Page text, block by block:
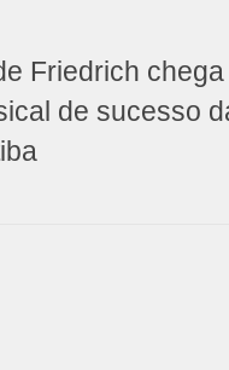
Friedrich
de sucesso